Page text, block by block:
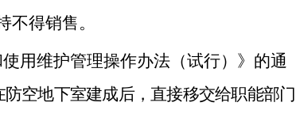
得销售。
用维护管理操作办法（试行）》的通
防空地下室建成后，直接移交给职能部门